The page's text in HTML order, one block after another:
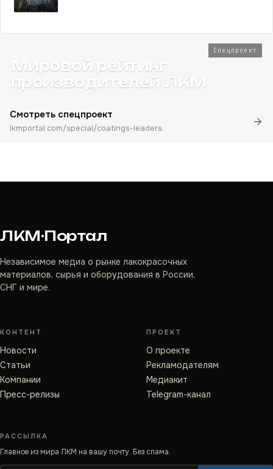
Спецпроект
Мировой рейтинг
производителей ЛКМ
Смотреть спецпроект
lkmportal.com/special/coatings-leaders
ЛКМ·Портал
Независимое медиа о рынке лакокрасочных
материалов, сырья и оборудования в России,
СНГ и мире.
КОНТЕНТ
Новости
Статьи
Компании
Пресс-релизы
ПРОЕКТ
О проекте
Рекламодателям
Медиакит
Telegram-канал
РАССЫЛКА
Главное из мира ЛКМ на вашу почту. Без спама.